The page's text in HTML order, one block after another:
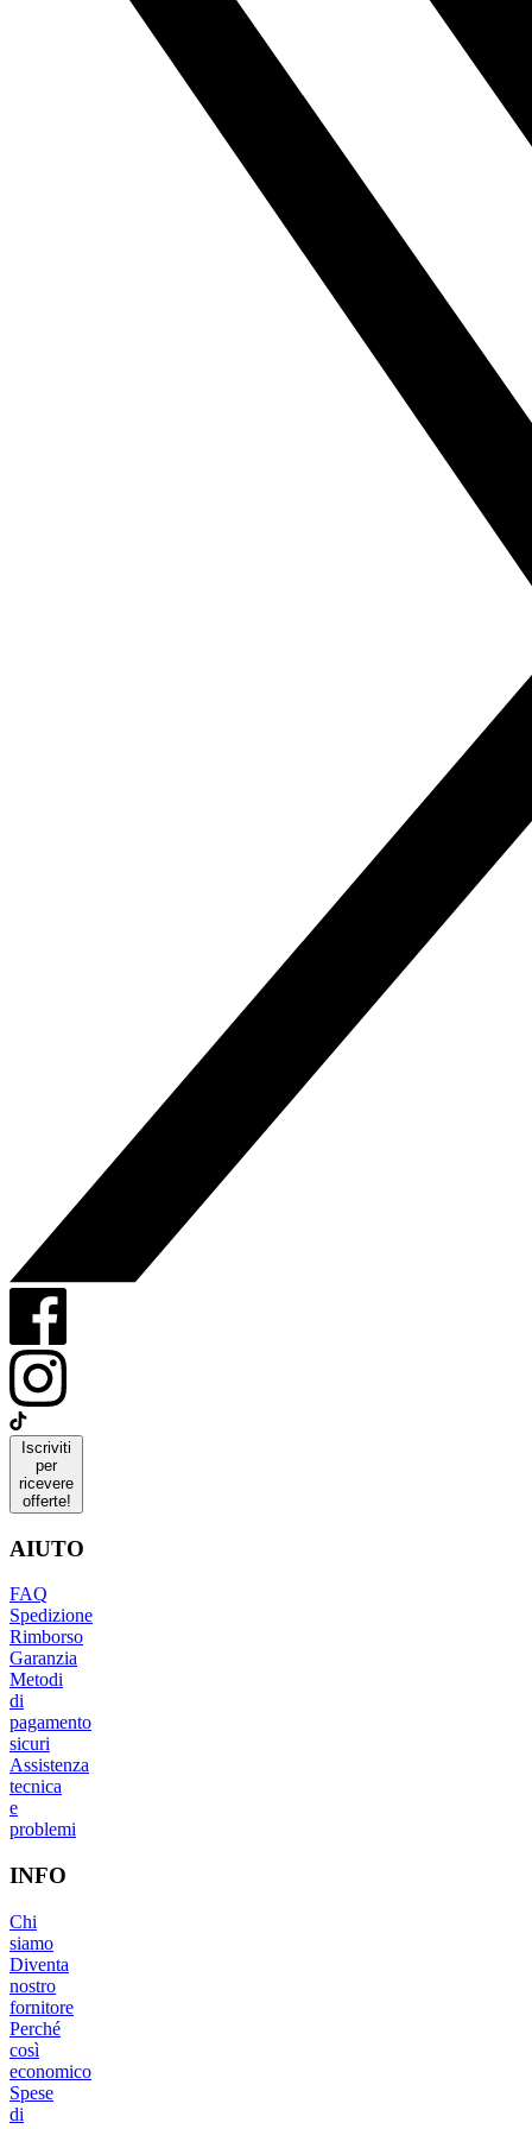
Iscriviti
per
ricevere
offerte!
AIUTO
FAQ
Spedizione
Rimborso
Garanzia
Metodi
di
pagamento
sicuri
Assistenza
tecnica
e
problemi
INFO
Chi
siamo
Diventa
nostro
fornitore
Perché
così
economico
Spese
di